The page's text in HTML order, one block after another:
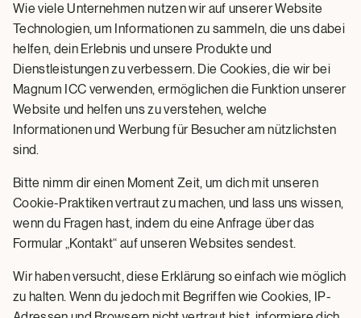
Wie viele Unternehmen nutzen wir auf unserer Website
Technologien, um Informationen zu sammeln, die uns dabei
helfen, dein Erlebnis und unsere Produkte und
Dienstleistungen zu verbessern. Die Cookies, die wir bei
Magnum ICC verwenden, ermöglichen die Funktion unserer
Website und helfen uns zu verstehen, welche
Informationen und Werbung für Besucher am nützlichsten
sind.
Bitte nimm dir einen Moment Zeit, um dich mit unseren
Cookie-Praktiken vertraut zu machen, und lass uns wissen,
wenn du Fragen hast, indem du eine Anfrage über das
Formular „Kontakt“ auf unseren Websites sendest.
Wir haben versucht, diese Erklärung so einfach wie möglich
zu halten. Wenn du jedoch mit Begriffen wie Cookies, IP-